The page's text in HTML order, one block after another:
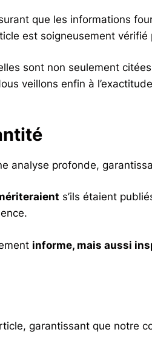
que les informations
est soigneusement
sont non seulement
veillons enfin à
analyse profonde,
s’ils étaient
informe, mais aussi
garantissant que notre